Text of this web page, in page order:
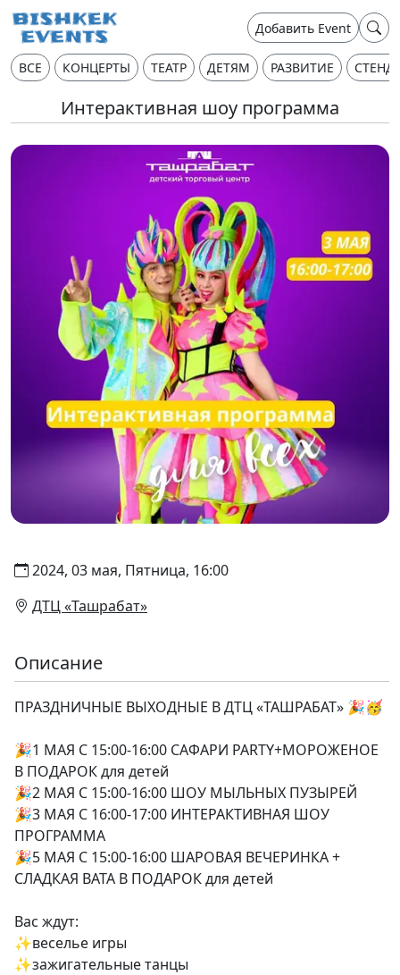
Добавить Event
ВСЕ КОНЦЕРТЫ ТЕАТР ДЕТЯМ РАЗВИТИЕ
Интерактивная шоу программа
2024, 03 мая, Пятница, 16:00
ДТЦ «Ташрабат»
Описание
ПРАЗДНИЧНЫЕ ВЫХОДНЫЕ В ДТЦ «ТАШРАБАТ» 🎉🥳
🎉1 МАЯ С 15:00-16:00 САФАРИ PARTY+МОРОЖЕНОЕ
В ПОДАРОК для детей
🎉2 МАЯ С 15:00-16:00 ШОУ МЫЛЬНЫХ ПУЗЫРЕЙ
🎉3 МАЯ С 16:00-17:00 ИНТЕРАКТИВНАЯ ШОУ
ПРОГРАММА
🎉5 МАЯ С 15:00-16:00 ШАРОВАЯ ВЕЧЕРИНКА +
СЛАДКАЯ ВАТА В ПОДАРОК для детей
Вас ждут:
✨веселье игры
✨зажигательные танцы